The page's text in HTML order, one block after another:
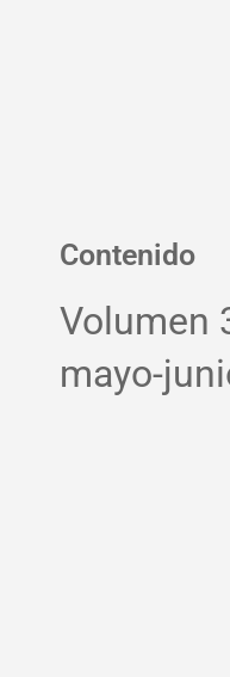
Contenido
Volumen
mayo-